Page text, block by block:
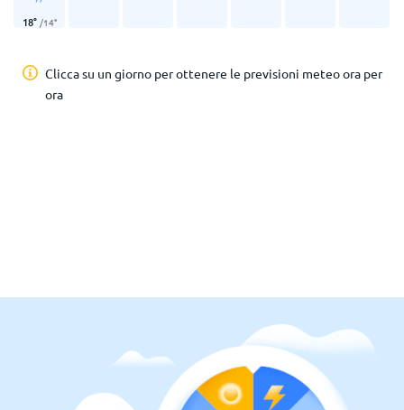
18° /14°
Clicca su un giorno per ottenere le previsioni meteo ora per
ora